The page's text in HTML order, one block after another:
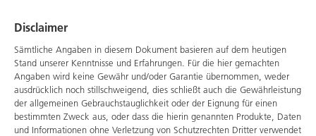
Disclaimer
Sämtliche Angaben in diesem Dokument basieren auf dem heutigen
Stand unserer Kenntnisse und Erfahrungen. Für die hier gemachten
Angaben wird keine Gewähr und/oder Garantie übernommen, weder
ausdrücklich noch stillschweigend, dies schließt auch die Gewährleistung
der allgemeinen Gebrauchstauglichkeit oder der Eignung für einen
bestimmten Zweck aus, oder dass die hierin genannten Produkte, Daten
und Informationen ohne Verletzung von Schutzrechten Dritter verwendet